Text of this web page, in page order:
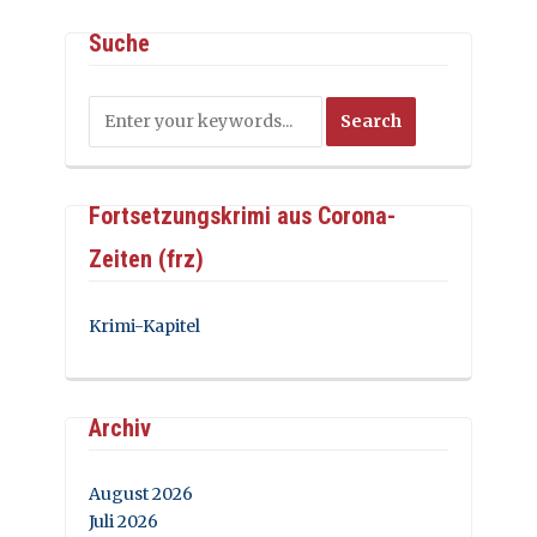
Suche
Fortsetzungskrimi aus Corona-
Zeiten (frz)
Krimi-Kapitel
Archiv
August 2026
Juli 2026